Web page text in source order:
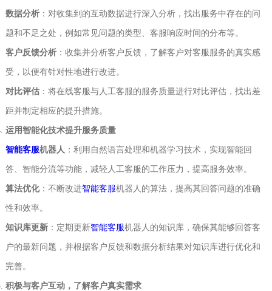
数据分析‌：对收集到的互动数据进行深入分析，找出服务中存在的问
题和不足之处，例如常见问题的类型、客服响应时间的分布等。
客户反馈分析‌：收集并分析客户反馈，了解客户对客服服务的真实感
受，以便有针对性地进行改进。
对比评估‌：将在线客服与人工客服的服务质量进行对比评估，找出差
距并制定相应的提升措施。
运用智能化技术提升服务质量
智能客服机器人 ‌：利用自然语言处理和机器学习技术，实现智能回
答、智能分流等功能，减轻人工客服的工作压力，提高服务效率。
算法优化‌：不断改进智能客服机器人的算法，提高其回答问题的准确
性和效率。
知识库更新‌：定期更新智能客服机器人的知识库，确保其能够回答客
户的最新问题，并根据客户反馈和数据分析结果对知识库进行优化和
完善。
积极与客户互动，了解客户真实需求